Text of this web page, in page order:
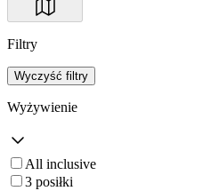
Filtry
Wyczyść filtry
Wyżywienie
All inclusive
3 posiłki